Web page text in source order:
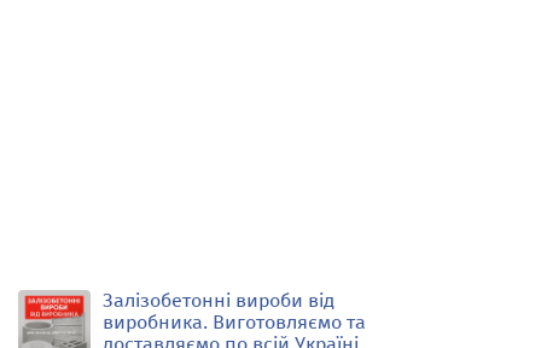
Залізобетонні вироби від
виробника. Виготовляємо та